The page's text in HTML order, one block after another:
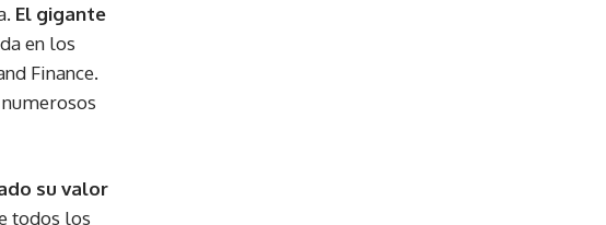
El gigante
en los
Finance.
su valor
todos los